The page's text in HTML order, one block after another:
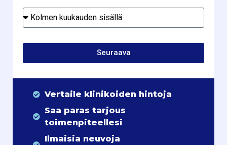
Seuraava
Vertaile klinikoiden hintoja
Saa paras tarjous
toimenpiteellesi
Ilmaisia neuvoja